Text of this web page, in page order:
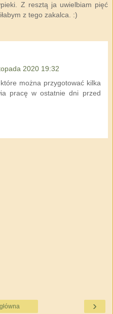
Z resztą ja uwielbiam pięć
z tego zakalca. :)
2020 19:32
można przygotować kilka
pracę w ostatnie dni przed
›